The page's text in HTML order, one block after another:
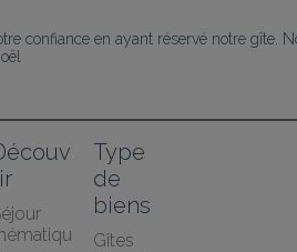
confiance en ayant réservé notre gîte.
Type
de
biens
Gîtes